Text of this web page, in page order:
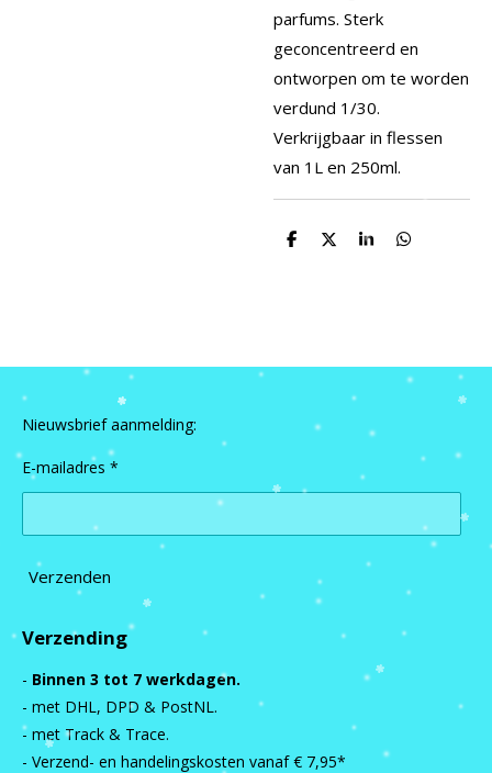
parfums. Sterk
geconcentreerd en
ontworpen om te worden
verdund 1/30.
Verkrijgbaar in flessen
van 1L en 250ml.
D
D
S
D
Nieuwsbrief aanmelding:
E-mailadres *
Verzenden
Verzending
- Binnen 3 tot 7 werkdagen.
- met DHL, DPD & PostNL.
- met Track & Trace.
- Verzend- en handelingskosten vanaf € 7,95*